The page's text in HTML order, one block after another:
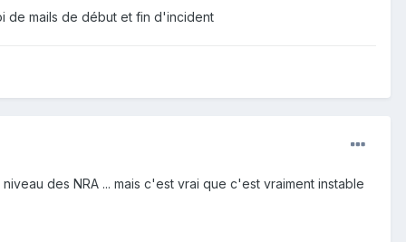
de mails de début et fin d'incident
des NRA ... mais c'est vrai que c'est vraiment instable